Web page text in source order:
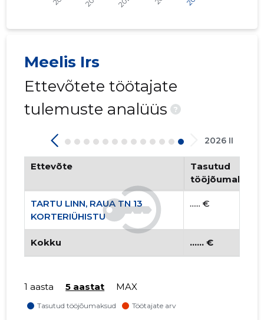
Meelis Irs
Ettevõtete töötajate
tulemuste analüüs
?
2026 II
Ettevõte
Tasutud
tööjõumaksud
TARTU LINN, RAUA TN 13
KORTERIÜHISTU
...... €
Kokku ...... €
1 aasta 5 aastat MAX